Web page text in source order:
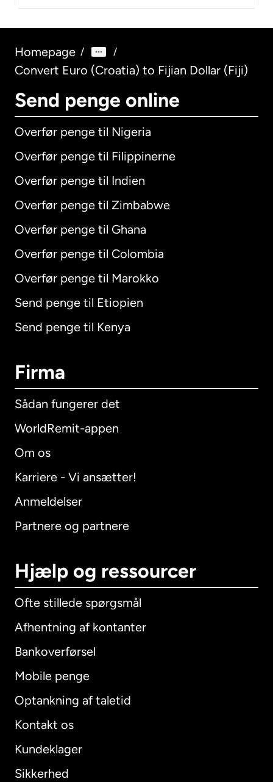
Homepage / /
Convert Euro (Croatia) to Fijian Dollar (Fiji)
Send penge online
Overfør penge til Nigeria
Overfør penge til Filippinerne
Overfør penge til Indien
Overfør penge til Zimbabwe
Overfør penge til Ghana
Overfør penge til Colombia
Overfør penge til Marokko
Send penge til Etiopien
Send penge til Kenya
Firma
Sådan fungerer det
WorldRemit-appen
Om os
Karriere - Vi ansætter!
Anmeldelser
Partnere og partnere
Hjælp og ressourcer
Ofte stillede spørgsmål
Afhentning af kontanter
Bankoverførsel
Mobile penge
Optankning af taletid
Kontakt os
Kundeklager
Sikkerhed